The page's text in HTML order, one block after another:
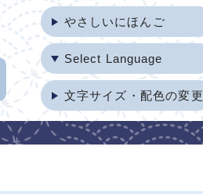
やさしいにほんご
Select Language
文字サイズ・配色の変更